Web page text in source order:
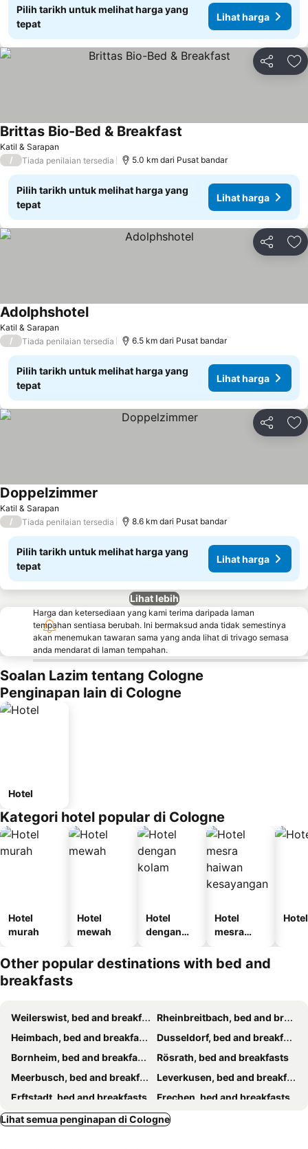
Pilih tarikh untuk melihat harga yang
tepat
Lihat harga
Kongsi
Katil & Sarapan
Brittas Bio-Bed & Breakfast
/ Tiada penilaian tersedia 5.0 km dari Pusat bandar
Pilih tarikh untuk melihat harga yang
tepat
Lihat harga
Kongsi
Katil & Sarapan
Adolphshotel
/ Tiada penilaian tersedia 6.5 km dari Pusat bandar
Pilih tarikh untuk melihat harga yang
tepat
Lihat harga
Kongsi
Katil & Sarapan
Doppelzimmer
/ Tiada penilaian tersedia 8.6 km dari Pusat bandar
Pilih tarikh untuk melihat harga yang
tepat
Lihat harga
Lihat lebih
Harga dan ketersediaan yang kami terima daripada laman
tempahan sentiasa berubah. Ini bermaksud anda tidak semestinya
akan menemukan tawaran sama yang anda lihat di trivago semasa
anda mendarat di laman tempahan.
Soalan Lazim tentang Cologne
Penginapan lain di Cologne
Hotel
Kategori hotel popular di Cologne
Hotel
murah
Hotel
mewah
Hotel
dengan
Hotel
mesra
kesayanga
Other popular destinations with bed and
breakfasts
Weilerswist, bed and breakfasts
Rheinbreitbach, bed and breakfasts
Heimbach, bed and breakfasts
Dusseldorf, bed and breakfasts
Bornheim, bed and breakfasts
Rösrath, bed and breakfasts
Meerbusch, bed and breakfasts
Leverkusen, bed and breakfasts
Erftstadt, bed and breakfasts
Frechen, bed and breakfasts
Altenahr, bed and breakfasts
Wiehl, bed and breakfasts
Lihat semua penginapan di Cologne